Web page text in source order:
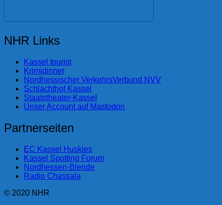
NHR Links
Kassel tourist
Krimidinner
Nordhessischer VerkehrsVerbund NVV
Schlachthof Kassel
Staatstheater-Kassel
Unser Account auf Mastodon
Partnerseiten
EC Kassel Huskies
Kassel Spotting Forum
Nordhessen-Blende
Radio Chassala
© 2020 NHR